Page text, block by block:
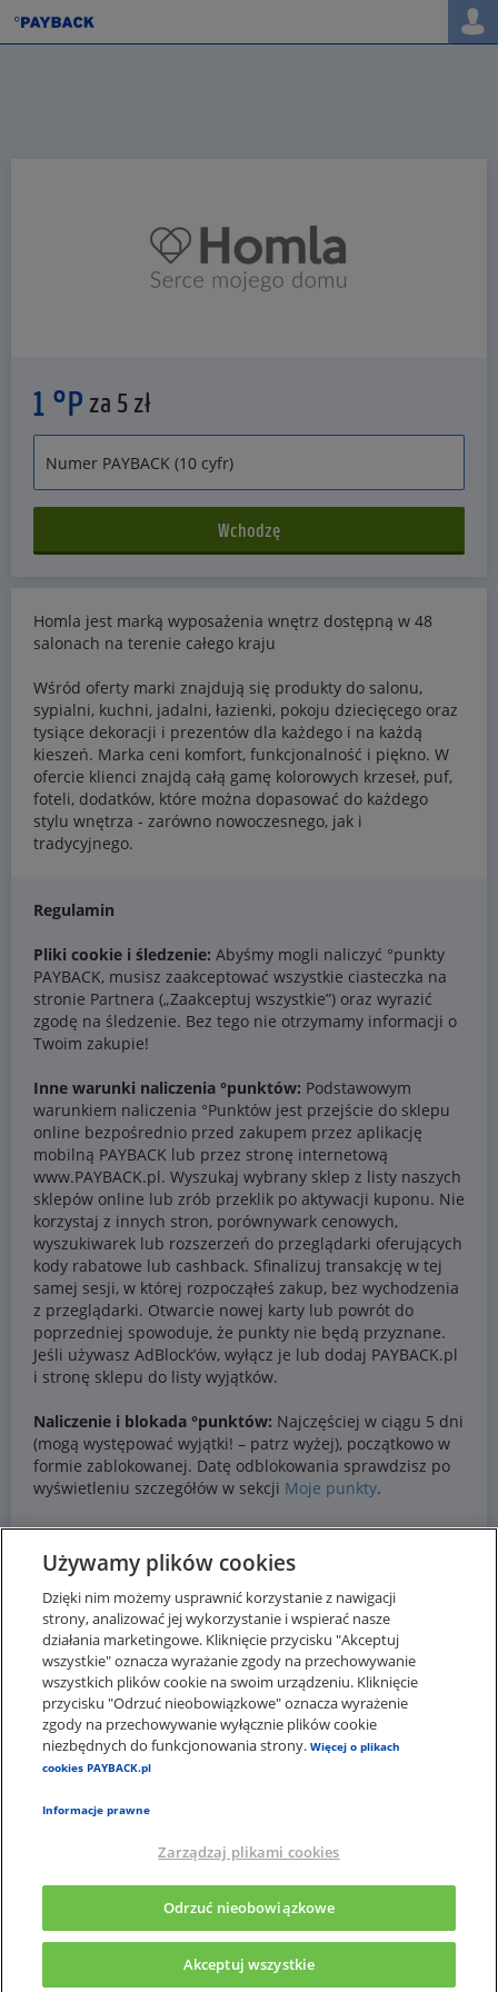
1 °P za 5 zł
×
Pobierz apkę, a punkty wymień na nagrody
Używamy plików cookies
Dzięki nim możemy usprawnić korzystanie z nawigacji
strony, analizować jej wykorzystanie i wspierać nasze
działania marketingowe. Kliknięcie przycisku "Akceptuj
wszystkie" oznacza wyrażanie zgody na przechowywanie
wszystkich plików cookie na swoim urządzeniu. Kliknięcie
przycisku "Odrzuć nieobowiązkowe" oznacza wyrażenie
zgody na przechowywanie wyłącznie plików cookie
niezbędnych do funkcjonowania strony.Więcej o plikach
cookies PAYBACK.pl
Informacje prawne
Zarządzaj plikami cookies
Odrzuć nieobowiązkowe
Akceptuj wszystkie